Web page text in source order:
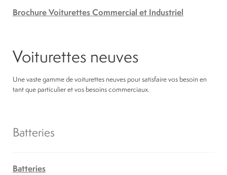
Brochure Voiturettes Commercial et Industriel
Voiturettes neuves
Une vaste gamme de voiturettes neuves pour satisfaire vos besoin en
tant que particulier et vos besoins commerciaux.
Batteries
Batteries